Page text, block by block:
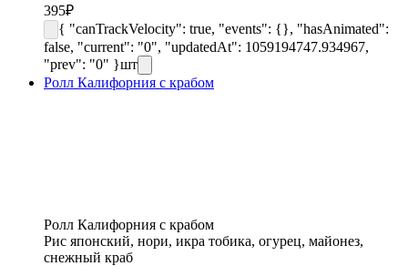
395₽
{ "canTrackVelocity": true, "events": {}, "hasAnimated":
false, "current": "0", "updatedAt": 1059194747.934967,
"prev": "0" }шт
Ролл Калифорния с крабом
Ролл Калифорния с крабом
Рис японский, нори, икра тобика, огурец, майонез,
снежный краб